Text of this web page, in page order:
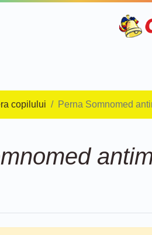
copilului Perna Somnomed